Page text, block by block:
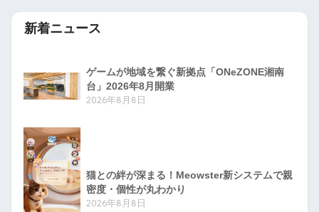
新着ニュース
ゲームが地域を繋ぐ新拠点「ONeZONE湘南
台」2026年8月開業
2026年8月8日
猫との絆が深まる！Meowster新システムで親
密度・個性が丸わかり
2026年8月8日